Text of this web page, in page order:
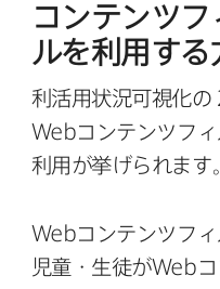
コンテンツ
ルを​利用する​
利活用状況可視化の​
Webコンテンツフ
利用が​挙げられます
Webコンテンツフ
児童・生徒がWeb